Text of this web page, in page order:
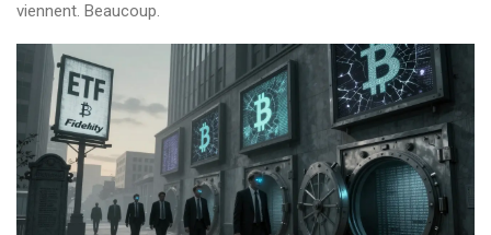
viennent. Beaucoup.